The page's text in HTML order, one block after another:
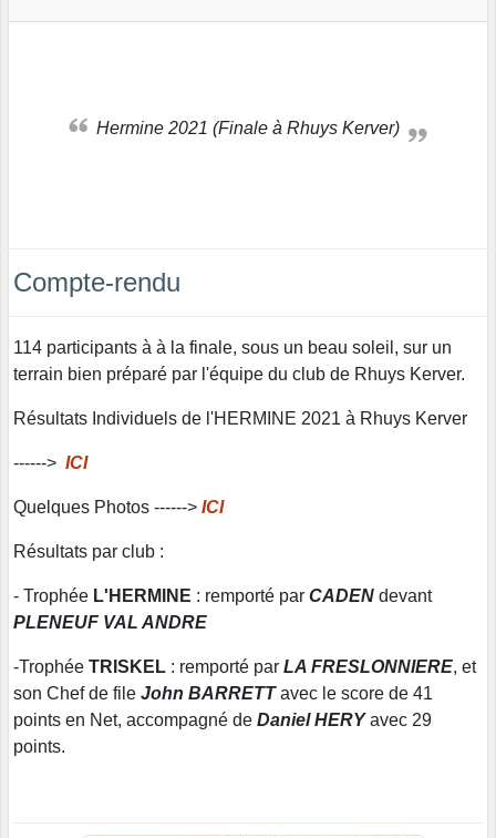
Hermine 2021 (Finale à Rhuys Kerver)
Compte-rendu
114 participants à à la finale, sous un beau soleil, sur un
terrain bien préparé par l'équipe du club de Rhuys Kerver.
Résultats Individuels de l'HERMINE 2021 à Rhuys Kerver
------> ICI
Quelques Photos ------> ICI
Résultats par club :
- Trophée L'HERMINE : remporté par CADEN devant
PLENEUF VAL ANDRE
-Trophée TRISKEL : remporté par LA FRESLONNIERE, et
son Chef de file John BARRETTavec le score de 41
points en Net, accompagné de Daniel HERYavec 29
points.